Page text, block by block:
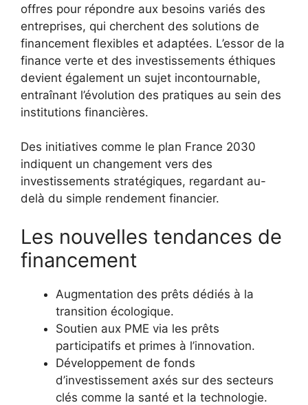
offres pour répondre aux besoins variés des
entreprises, qui cherchent des solutions de
financement flexibles et adaptées. L’essor de la
finance verte et des investissements éthiques
devient également un sujet incontournable,
entraînant l’évolution des pratiques au sein des
institutions financières.
Des initiatives comme le plan France 2030
indiquent un changement vers des
investissements stratégiques, regardant au-
delà du simple rendement financier.
Les nouvelles tendances de
financement
Augmentation des prêts dédiés à la
transition écologique.
Soutien aux PME via les prêts
participatifs et primes à l’innovation.
Développement de fonds
d’investissement axés sur des secteurs
clés comme la santé et la technologie.